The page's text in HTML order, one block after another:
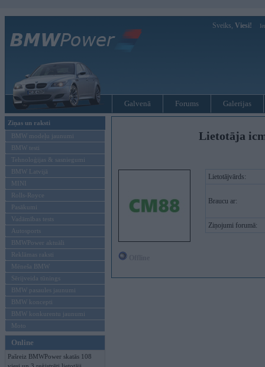
Sveiks, Viesi!
Galvenā Forums Galerijas
Ziņas un raksti
BMW modeļu jaunumi
BMW testi
Tehnoloģijas & sasniegumi
BMW Latvijā
MINI
Rolls-Royce
Pasākumi
Vadāmības tests
Autosports
BMWPower aktuāli
Reklāmas raksti
Mēneša BMW
Sērijveida tūnings
BMW pasaules jaunumi
BMW koncepti
BMW konkurentu jaunumi
Moto
Online
Pašreiz BMWPower skatās 108
Lietotāja
Lietotājvārds:
Braucu ar:
Ziņojumi forumā: